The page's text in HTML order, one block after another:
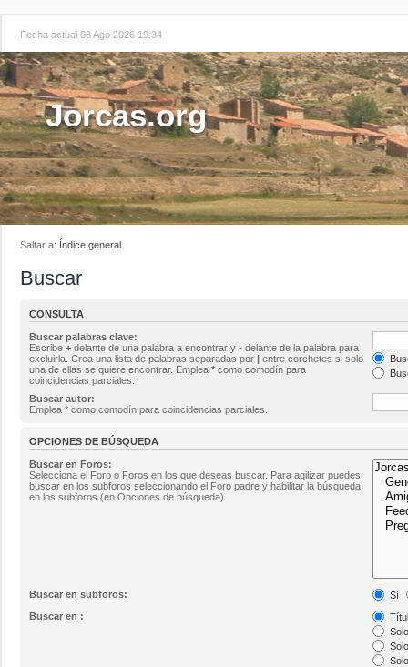
Fecha actual 08 Ago 2026 19:34
Jorcas.org
Saltar a: Índice general
Buscar
CONSULTA
Buscar palabras clave:
Escribe + delante de una palabra a encontrar y - delante de la palabra para
excluirla. Crea una lista de palabras separadas por | entre corchetes si solo
una de ellas se quiere encontrar. Emplea * como comodín para
coincidencias parciales.
Buscar autor:
Emplea * como comodín para coincidencias parciales.
OPCIONES DE BÚSQUEDA
Buscar en Foros:
Selecciona el Foro o Foros en los que deseas buscar. Para agilizar puedes
buscar en los subforos seleccionando el Foro padre y habilitar la búsqueda
en los subforos (en Opciones de búsqueda).
Buscar en subforos:
Sí
Buscar en :